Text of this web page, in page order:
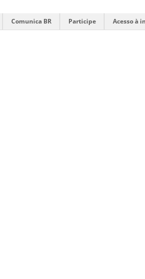
Comunica BR Participe Acesso à